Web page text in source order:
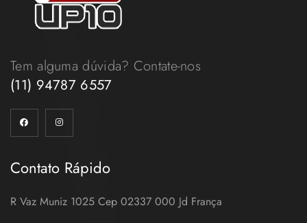
Tem alguma dúvida? Contate-nos
(11) 94787 6557
Contato Rápido
R Vaz Muniz 1025 Cep 02337 000 Jd França